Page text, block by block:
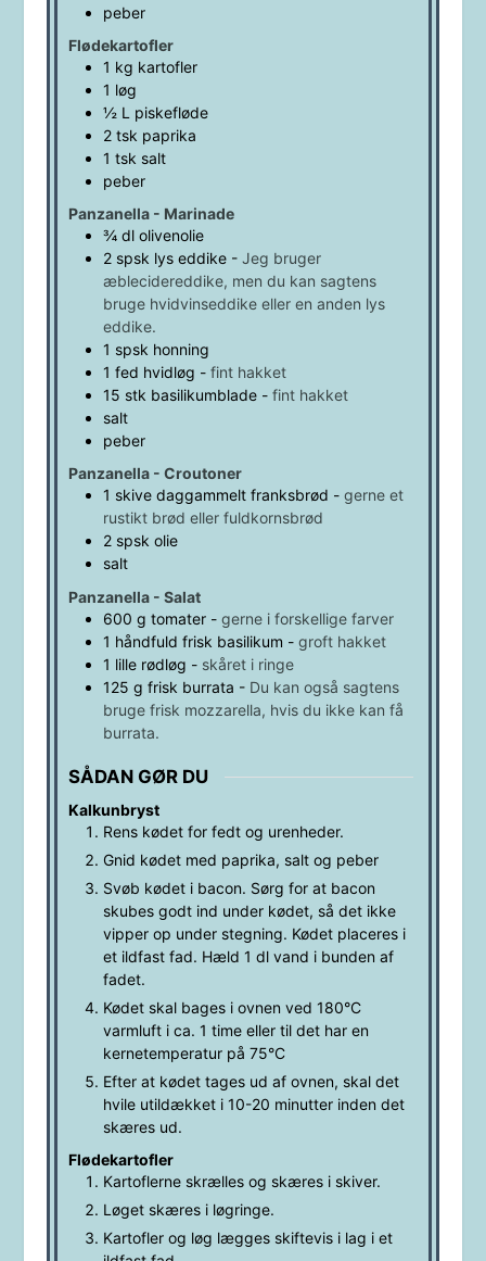
peber
Flødekartofler
1 kg kartofler
1 løg
½ L piskefløde
2 tsk paprika
1 tsk salt
peber
Panzanella - Marinade
¾ dl olivenolie
2 spsk lys eddike- Jeg bruger
æblecidereddike, men du kan sagtens
bruge hvidvinseddike eller en anden lys
eddike.
1 spsk honning
1 fed hvidløg - fint hakket
15 stk basilikumblade- fint hakket
salt
peber
Panzanella - Croutoner
1 skive daggammelt franksbrød - gerne et
rustikt brød eller fuldkornsbrød
2 spsk olie
salt
Panzanella - Salat
600 g tomater- gerne i forskellige farver
1 håndfuld frisk basilikum - groft hakket
1 lille rødløg - skåret i ringe
125 g frisk burrata - Du kan også sagtens
bruge frisk mozzarella, hvis du ikke kan få
burrata.
SÅDAN GØR DU
Kalkunbryst
Rens kødet for fedt og urenheder.
Gnid kødet med paprika, salt og peber
Svøb kødet i bacon. Sørg for at bacon
skubes godt ind under kødet, så det ikke
vipper op under stegning. Kødet placeres i
et ildfast fad. Hæld 1 dl vand i bunden af
fadet.
Kødet skal bages i ovnen ved 180°C
varmluft i ca. 1 time eller til det har en
kernetemperatur på 75°C
Efter at kødet tages ud af ovnen, skal det
hvile utildækket i 10-20 minutter inden det
skæres ud.
Flødekartofler
Kartoflerne skrælles og skæres i skiver.
Løget skæres i løgringe.
Kartofler og løg lægges skiftevis i lag i et